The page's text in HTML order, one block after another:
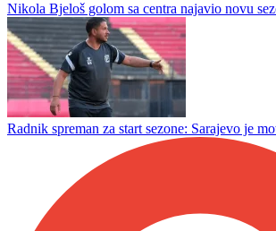
Nikola Bjeloš golom sa centra najavio novu
Radnik spreman za start sezone: Sarajevo je